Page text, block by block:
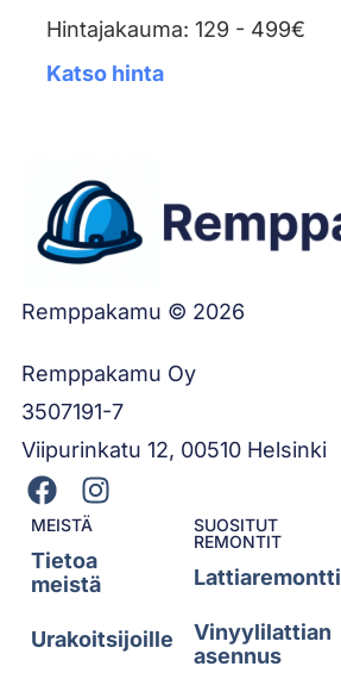
Hintajakauma: 129 - 499€
Katso hinta
Remppakamu © 2026
Remppakamu Oy
3507191-7
Viipurinkatu 12, 00510 Helsinki
MEISTÄ
Tietoa
meistä
Urakoitsijoille
SUOSITUT
REMONTIT
Lattiaremontti
Vinyylilattian
asennus